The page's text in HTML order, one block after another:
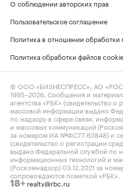
О соблюдении авторских прав
Пользовательское соглашение
Политика в отношении обработки
Политика обработки файлов cookie
© ООО «БИЗНЕСПРЕСС», АО
1995–2026 . Сообщения и
агентства «РБК» (свидетельство о
массовой информации выдано
по надзору в сфере связи,
и массовых коммуникаций
за номером ИА №ФС77-63848) и
(свидетельство о регистрации
выдано Федеральной службой по
информационных технологий и
(Роскомнадзор) 03.12.2021 за
сопровождаются пометкой «РБК».
18+ realty@rbc.ru